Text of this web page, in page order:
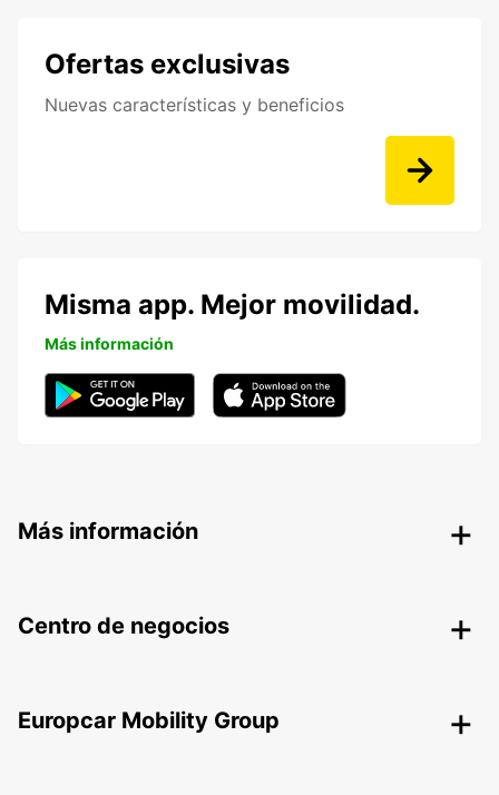
Ofertas exclusivas
Nuevas características y beneficios
Misma app. Mejor movilidad.
Más información
Más información
Centro de negocios
Europcar Mobility Group